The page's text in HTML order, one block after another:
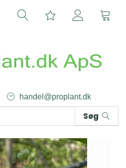
handel@proplant.dk
Søg